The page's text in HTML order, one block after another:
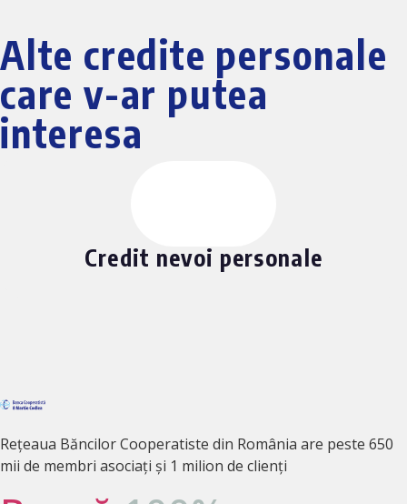
Alte credite personale
care v-ar putea
interesa
Credit nevoi personale
Rețeaua Băncilor Cooperatiste din România are peste 650
mii de membri asociați și 1 milion de clienți